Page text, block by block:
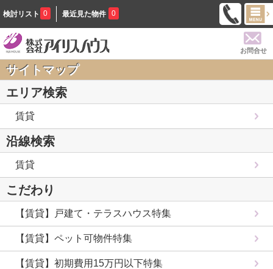
検討リスト 0 最近見た物件 0
お問合せ
サイトマップ
エリア検索
賃貸
沿線検索
賃貸
こだわり
【賃貸】戸建て・テラスハウス特集
【賃貸】ペット可物件特集
【賃貸】初期費用15万円以下特集